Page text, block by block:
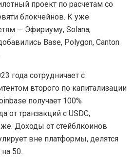
проект по расчетам со
блокчейнов. К уже
— Эфириуму, Solana,
Base, Polygon, Canton
года сотрудничает с
второго по капитализации
получает 100%
от транзакций с USDC,
Доходы от стейблкоинов
вне платформы, делятся
50.